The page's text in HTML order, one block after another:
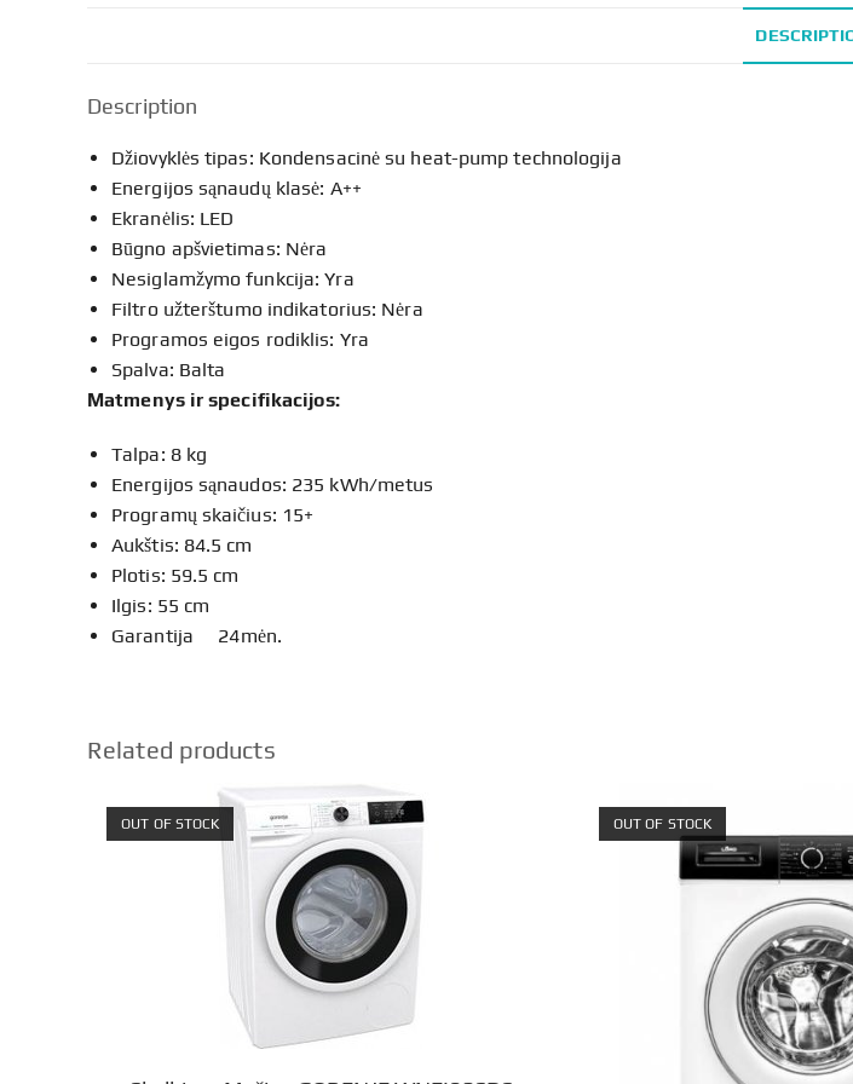
Description
Džiovyklės tipas: Kondensacinė su heat-pump technologija
Energijos sąnaudų klasė: A++
Ekranėlis: LED
Būgno apšvietimas: Nėra
Nesiglamžymo funkcija: Yra
Filtro užterštumo indikatorius: Nėra
Programos eigos rodiklis: Yra
Spalva: Balta
Matmenys ir specifikacijos:
Talpa: 8 kg
Energijos sąnaudos: 235 kWh/metus
Programų skaičius: 15+
Aukštis: 84.5 cm
Plotis: 59.5 cm
Ilgis: 55 cm
Garantija 24mėn.
Related products
OUT OF STOCK OUT OF STOCK